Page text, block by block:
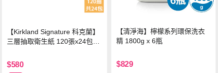
【Kirkland Signature 科克蘭】
三層抽取衛生紙 120張x24包x1
$580
【清淨海】檸檬系列環保洗衣
精 1800g x 6瓶
$829